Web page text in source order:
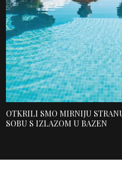
OTKRILI SMO MIRNIJU
SOBU S IZLAZOM U BAZEN